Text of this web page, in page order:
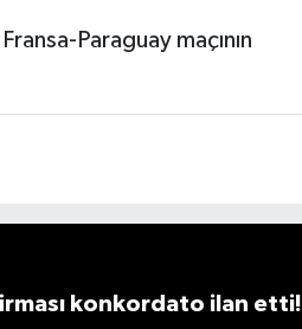
Paraguay maçının
konkordato ilan etti!